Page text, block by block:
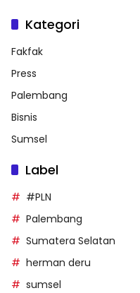
Kategori
Fakfak
Press
Palembang
Bisnis
Sumsel
Label
#PLN
Palembang
Sumatera Selatan
herman deru
sumsel